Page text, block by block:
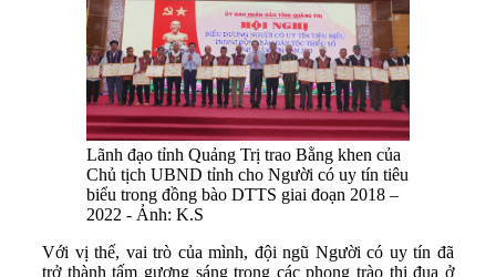
Lãnh đạo tỉnh Quảng Trị trao Bằng khen của
Chủ tịch UBND tỉnh cho Người có uy tín tiêu
biểu trong đồng bào DTTS giai đoạn 2018 –
2022 - Ảnh: K.S
Với vị thế, vai trò của mình, đội ngũ Người có uy tín đã
trở thành tấm gương sáng trong các phong trào thi đua ở